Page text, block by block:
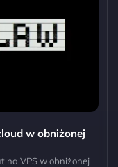
w obniżonej
na VPS w obniżonej